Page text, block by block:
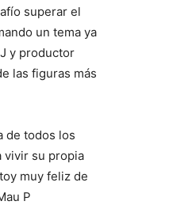
superar el
un tema ya
y productor
las figuras más
de todos los
vivir su propia
muy feliz de
P